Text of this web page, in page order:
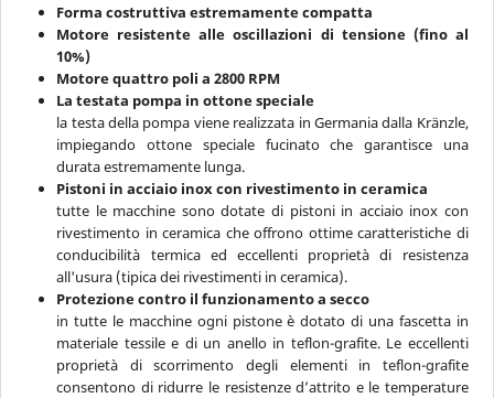
Forma costruttiva estremamente compatta
Motore resistente alle oscillazioni di tensione (fino al
10%)
Motore quattro poli a 2800 RPM
La testata pompa in ottone speciale
la testa della pompa viene realizzata in Germania dalla Kränzle,
impiegando ottone speciale fucinato che garantisce una
durata estremamente lunga.
Pistoni in acciaio inox con rivestimento in ceramica
tutte le macchine sono dotate di pistoni in acciaio inox con
rivestimento in ceramica che offrono ottime caratteristiche di
conducibilità termica ed eccellenti proprietà di resistenza
all'usura (tipica dei rivestimenti in ceramica).
Protezione contro il funzionamento a secco
in tutte le macchine ogni pistone è dotato di una fascetta in
materiale tessile e di un anello in teflon-grafite. Le eccellenti
proprietà di scorrimento degli elementi in teflon-grafite
consentono di ridurre le resistenze d’attrito e le temperature